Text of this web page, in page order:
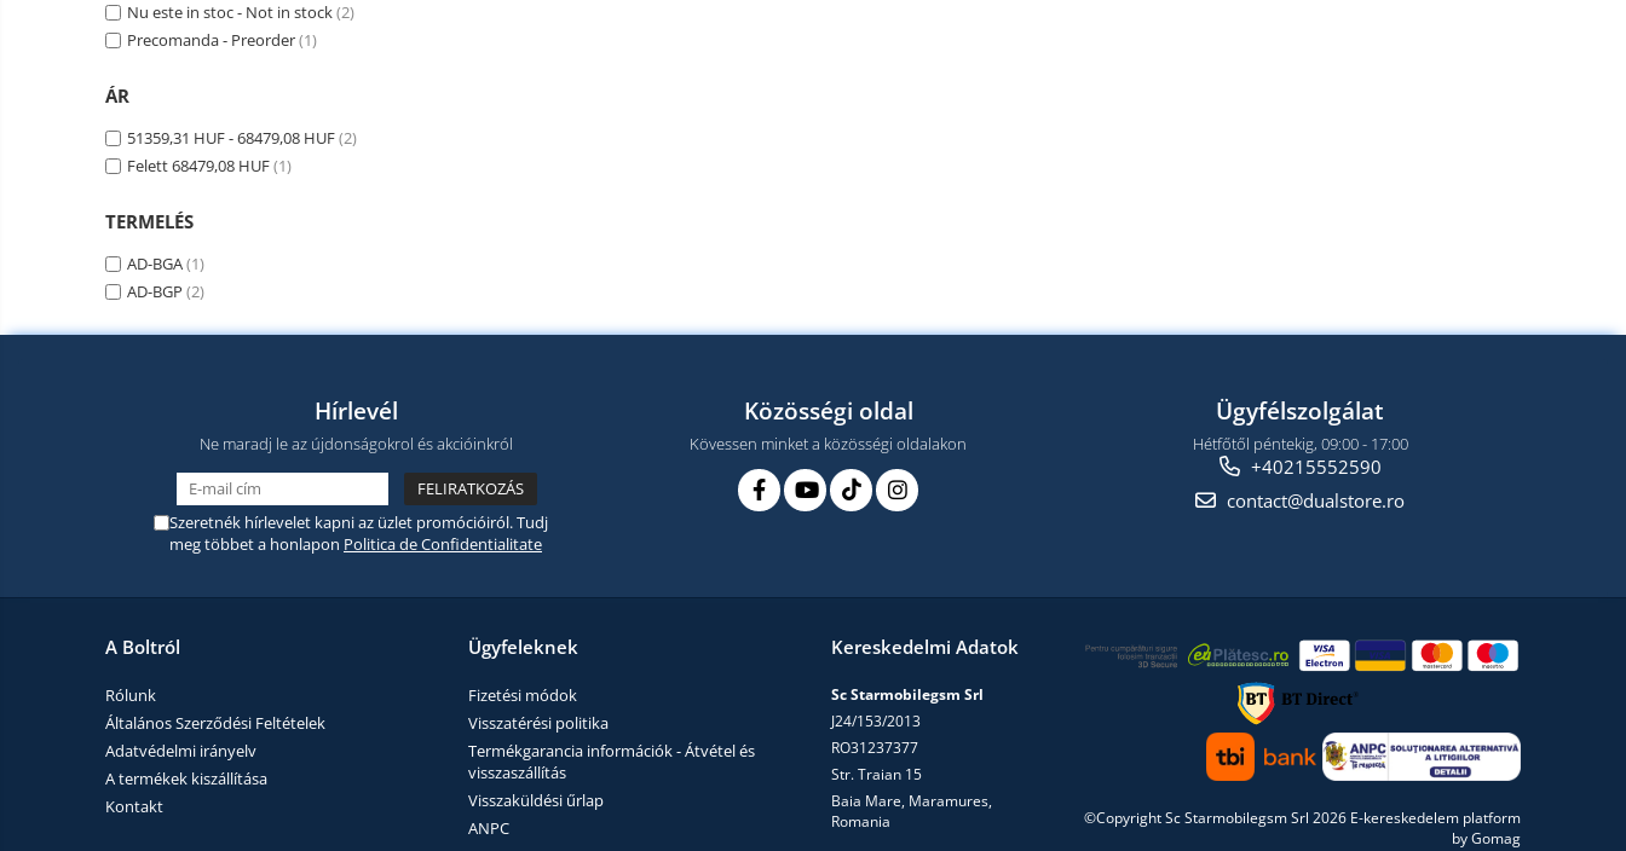
Lifestyle
Hordozható hangszórók
Vonalkód olvasók
Hordozható elektromos
állomások és napelemek
Elektromos járműtöltő
Android médialejátszó
Miracast
termékek
Robotporszívók,
alkatrészek
tartozékok
Pótalkatrészek és kiegészítők
Telefon tartozékok
Telefon alkatrészek
Nu este in stoc - Not in stock(2)
Precomanda - Preorder(1)
ÁR
51359,31 HUF - 68479,08 HUF(2)
Felett 68479,08 HUF(1)
TERMELÉS
AD-BGA(1)
AD-BGP (2)
Hírlevél
Ne maradj le az újdonságokrol és akcióinkról
Szeretnék hírlevelet kapni az üzlet promócióiról. Tudj
meg többet a honlapon Politica de Confidentialitate
Közösségi oldal
Kövessen minket a közösségi oldalakon
Ügyfélszolgálat
Hétfőtől péntekig, 09:00 - 17:00
+40215552590
contact@dualstore.ro
A Boltról
Rólunk
Általános Szerződési Feltételek
Adatvédelmi irányelv
A termékek kiszállítása
Kontakt
Ügyfeleknek
Fizetési módok
Visszatérési politika
Termékgarancia információk - Átvétel és
visszaszállítás
Visszaküldési űrlap
ANPC
Kereskedelmi Adatok
Sc Starmobilegsm Srl
J24/153/2013
RO31237377
Str. Traian 15
Baia Mare, Maramures,
Romania
©Copyright Sc Starmobilegsm Srl 2026 E-kereskedelem platform
by Gomag